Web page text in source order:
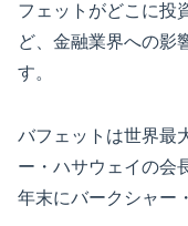
フェットがどこに投
ど、金融業界への影
す。
バフェットは世界最
ー・ハサウェイの会
年末にバークシャー